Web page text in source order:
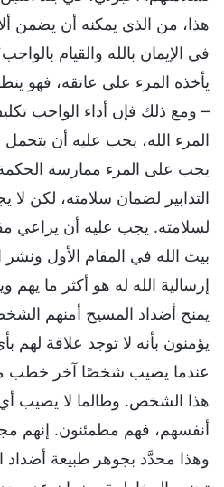
هذا، من الذي يمكنه أن يضمن
في الإيمان بالله والقيام
يأخذه المرء على عاتقه، فهو
– ومع ذلك فإن أداء الواجب
المرء الله، يجب عليه أن يتحمل
يجب على المرء ممارسة
التدابير لضمان سلامته، لكن
لسلامته. يجب عليه أن يراعي
بيت الله في المقام الأول ونشر
إرسالية الله له هو أكثر ما يهم
يمنح أضداد المسيح أمنهم
يؤمنون بأنه لا توجد علاقة لهم
عندما يصيب شخصًا آخر خطب
هذا الشخص. وطالما لا يصيب
أنفسهم، فهم مطمئنون. إنهم
وهذا محدَّد بجوهر طبيعة